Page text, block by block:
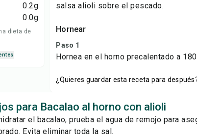
0.2g
0.0g
dieta de
salsa alioli sobre el pescado.
Hornear
Paso 1
Hornea en el horno precalentado a
¿Quieres guardar esta receta para
para Bacalao al horno con alioli
el bacalao, prueba el agua de remojo para
Evita eliminar toda la sal.